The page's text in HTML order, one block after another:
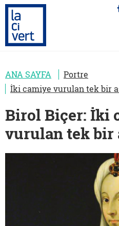
ANA SAYFA
Portre
İki camiye vurulan tek bir
Birol Biçer: İki
vurulan tek bir